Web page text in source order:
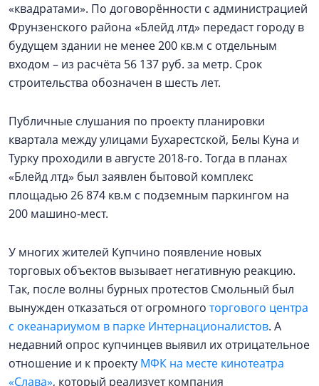
«квадратами». По договорённости с администрацией
Фрунзенского района «Блейд лтд» передаст городу в
будущем здании не менее 200 кв.м с отдельным
входом – из расчёта 56 137 руб. за метр. Срок
строительства обозначен в шесть лет.
Публичные слушания по проекту планировки
квартала между улицами Бухарестской, Белы Куна и
Турку проходили в августе 2018-го. Тогда в планах
«Блейд лтд» был заявлен бытовой комплекс
площадью 26 874 кв.м с подземным паркингом на
200 машино-мест.
У многих жителей Купчино появление новых
торговых объектов вызывает негативную реакцию.
Так, после волны бурных протестов Смольный был
вынужден отказаться от огромного торгового центра
с океанариумом в парке Интернационалистов. А
недавний опрос купчинцев выявил их отрицательное
отношение и к проекту МФК на месте кинотеатра
«Слава», который реализует компания